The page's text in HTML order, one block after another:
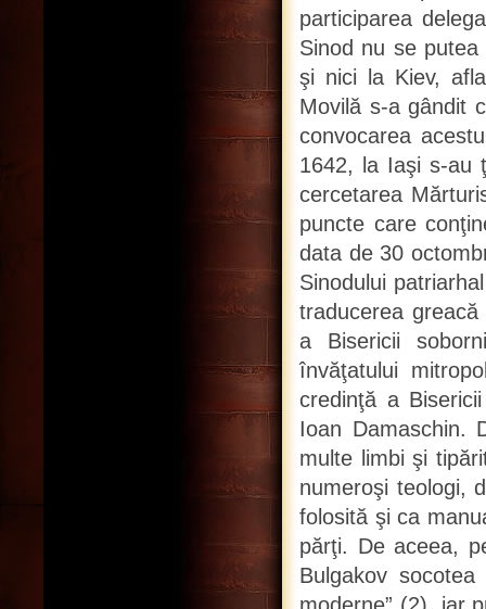
participarea
Sinod nu se
şi nici la Kiev,
Movilă s-a gândit
convocarea
1642, la Iaşi s-au
cercetarea
puncte care
data de 30
Sinodului
traducerea
a Bisericii
învăţatului
credinţă a
Ioan Damaschin.
multe limbi şi
numeroşi teologi,
folosită şi ca
părţi. De aceea,
Bulgakov